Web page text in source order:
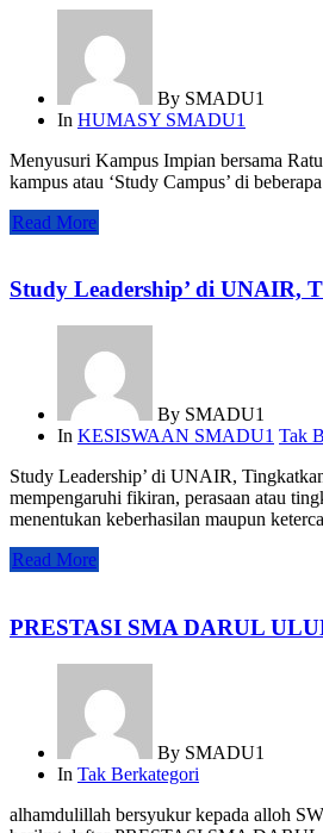
By SMADU1
In HUMASY SMADU1
Menyusuri Kampus Impian bersama
kampus atau ‘Study Campus’ di
Read More
Study Leadership’ di UNAIR,
By SMADU1
In KESISWAAN SMADU1 Tak
Study Leadership’ di UNAIR,
mempengaruhi fikiran, perasaan atau
menentukan keberhasilan maupun
Read More
PRESTASI SMA DARUL
By SMADU1
In Tak Berkategori
alhamdulillah bersyukur kepada alloh